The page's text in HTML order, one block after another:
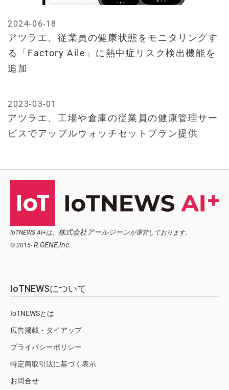
アツラエ、従業員の健康状態をモニタリングす
る「Factory Aile」に熱中症リスク検出機能を
追加
2024-06-18
アツラエ、工場や倉庫の従業員の健康管理サー
ビスでアップルウォッチセットプラン提供
2023-03-01
IoTNEWS AI+は、 株式会社アールジーンが運営しております。
© 2015- R.GENE,Inc.
IoTNEWSについて
IoTNEWSとは
広告掲載・タイアップ
プライバシーポリシー
特定商取引法に基づく表示
お問合せ